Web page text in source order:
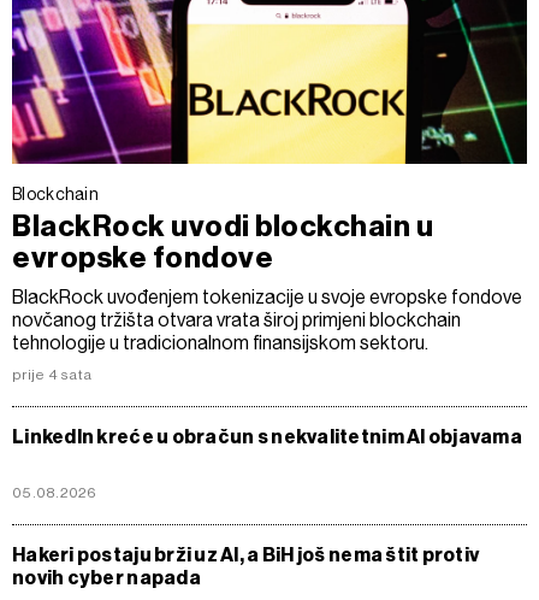
Blockchain
BlackRock uvodi blockchain u
evropske fondove
BlackRock uvođenjem tokenizacije u svoje evropske fondove
novčanog tržišta otvara vrata široj primjeni blockchain
tehnologije u tradicionalnom finansijskom sektoru.
prije 4 sata
LinkedIn kreće u obračun s nekvalitetnim AI objavama
05.08.2026
Hakeri postaju brži uz AI, a BiH još nema štit protiv
novih cyber napada